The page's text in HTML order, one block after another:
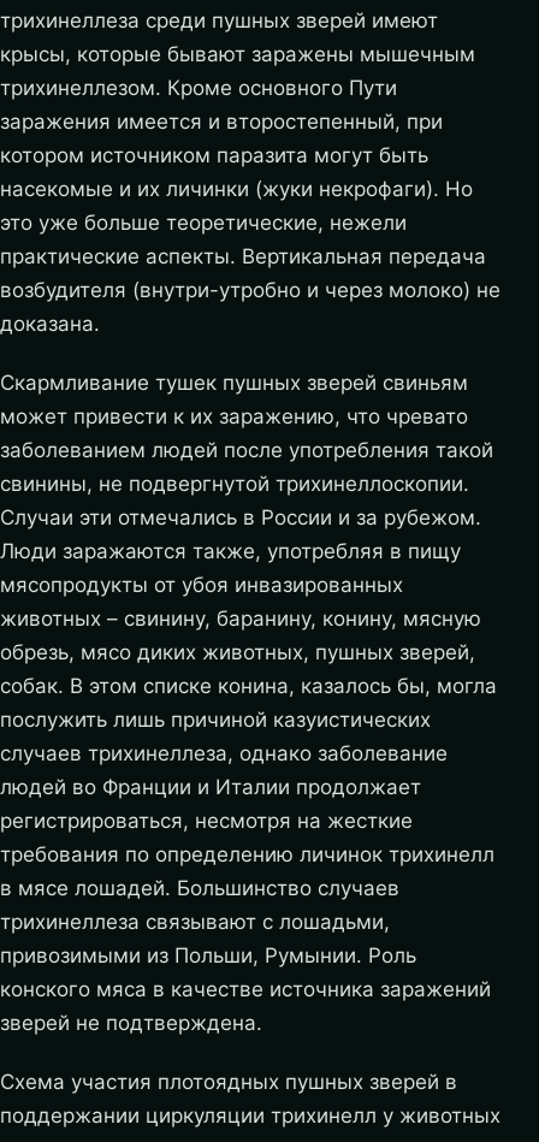
трихинеллеза среди пушных зверей имеют
крысы, которые бывают заражены мышечным
трихинеллезом. Кроме основного Пути
заражения имеется и второстепенный, при
котором источником паразита могут быть
насекомые и их личинки (жуки некрофаги). Но
это уже больше теоретические, нежели
практические аспекты. Вертикальная передача
возбудителя (внутри-утробно и через молоко) не
доказана.
Скармливание тушек пушных зверей свиньям
может привести к их заражению, что чревато
заболеванием людей после употребления такой
свинины, не подвергнутой трихинеллоскопии.
Случаи эти отмечались в России и за рубежом.
Люди заражаются также, употребляя в пищу
мясопродукты от убоя инвазированных
животных – свинину, баранину, конину, мясную
обрезь, мясо диких животных, пушных зверей,
собак. В этом списке конина, казалось бы, могла
послужить лишь причиной казуистических
случаев трихинеллеза, однако заболевание
людей во Франции и Италии продолжает
регистрироваться, несмотря на жесткие
требования по определению личинок трихинелл
в мясе лошадей. Большинство случаев
трихинеллеза связывают с лошадьми,
привозимыми из Польши, Румынии. Роль
конского мяса в качестве источника заражений
зверей не подтверждена.
Схема участия плотоядных пушных зверей в
поддержании циркуляции трихинелл у животных